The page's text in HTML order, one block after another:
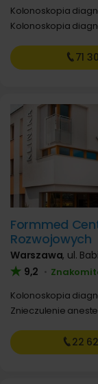
Kolonoskopia
Kolonoskopia
71
Formmed
Rozwojowych
Warszawa, ul.
9,2 •
Kolonoskopia
Znieczulenie
22